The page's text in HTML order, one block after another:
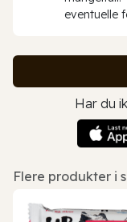
eventuelle
Har du
Flere produkter i